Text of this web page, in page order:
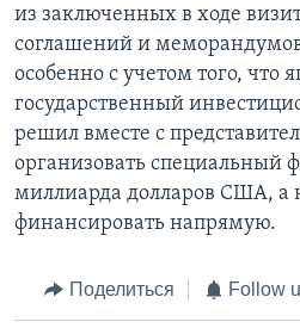
из заключенных в ходе
соглашений и
особенно с учетом того, что
государственный
решил вместе с
организовать специальный
миллиарда долларов США, а
финансировать напрямую.
Поделиться Follow